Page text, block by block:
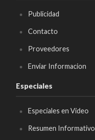
Publicidad
Contacto
Proveedores
Enviar Informacion
Especiales
Especiales en Video
Resumen Informativo